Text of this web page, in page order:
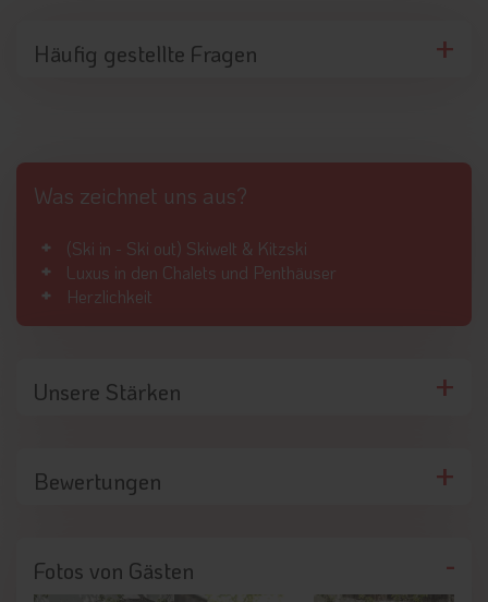
imposante Bergwelt verspricht.
Saunieren baumeln lassen möchte, kann das direkt im
eigenen Wellnessbereich des Hauses
vermietet, sodass Privatsphäre hier garantiert ist. Zur
Relaxliegen und ein gemütlicher Ruhebereich. Handtücher,
Bademäntel und Mineralwasser werden für die Gäste
selbstverständlich bereitgestellt.
Im Sommer bietet das Brixental mit seiner idyllischen Natur
gerne eine Partie Golf spielen möchte, kann das im nahen
Brixentals ab. Sobald der erste Schnee gefallen ist, verwandelt
sich das Sonnenplateau auf 800 Metern Höhe in ein
Häufig gestellte Fragen
Was zeichnet uns aus?
(Ski in - Ski out) Skiwelt & Kitzski
Luxus in den Chalets und Penthäuser
Herzlichkeit
Unsere Stärken
Bewertungen
Fotos von Gästen